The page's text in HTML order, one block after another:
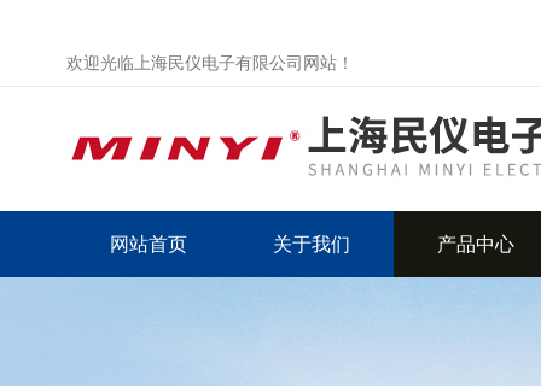
欢迎光临上海民仪电子有限公司网站！
网站首页 关于我们 产品中心